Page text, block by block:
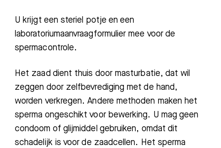
U krijgt een steriel potje en een
laboratoriumaanvraagformulier mee voor de
spermacontrole.
Het zaad dient thuis door masturbatie, dat wil
zeggen door zelfbevrediging met de hand,
worden verkregen. Andere methoden maken het
sperma ongeschikt voor bewerking. U mag geen
condoom of glijmiddel gebruiken, omdat dit
schadelijk is voor de zaadcellen. Het sperma